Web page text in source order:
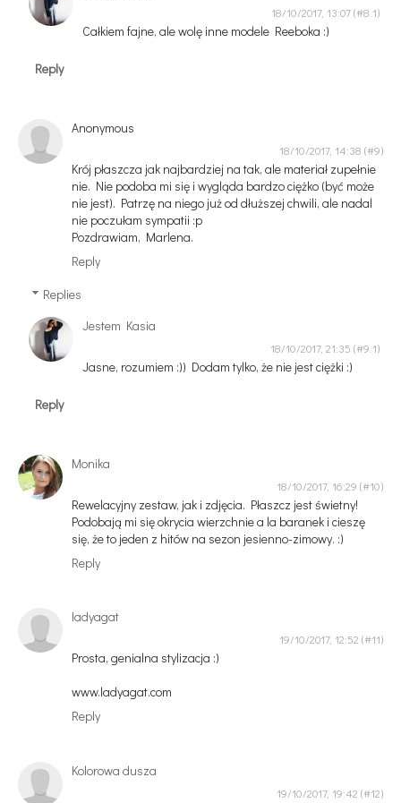
18/10/2017, 13:07
Całkiem fajne, ale wolę inne modele Reeboka :)
Reply
Anonymous
18/10/2017, 14:38
Krój płaszcza jak najbardziej na tak, ale materiał zupełnie
nie. Nie podoba mi się i wygląda bardzo ciężko (być może
nie jest). Patrzę na niego już od dłuższej chwili, ale nadal
nie poczułam sympatii :p
Pozdrawiam, Marlena.
Reply
Replies
Jestem Kasia
18/10/2017, 21:35
Jasne, rozumiem :)) Dodam tylko, że nie jest ciężki :)
Reply
Monika
18/10/2017, 16:29
Rewelacyjny zestaw, jak i zdjęcia. Płaszcz jest świetny!
Podobają mi się okrycia wierzchnie a la baranek i cieszę
się, że to jeden z hitów na sezon jesienno-zimowy. :)
Reply
ladyagat
19/10/2017, 12:52
Prosta, genialna stylizacja :)
www.ladyagat.com
Reply
Kolorowa dusza
19/10/2017, 19:42